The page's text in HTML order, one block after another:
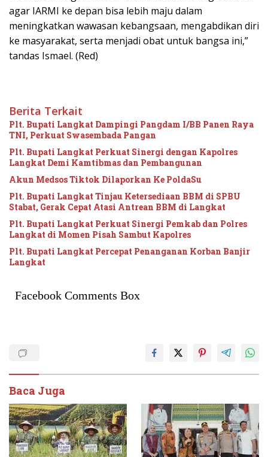
agar IARMI ke depan bisa lebih maju dalam
meningkatkan wawasan kebangsaan, mengabdikan diri
ke masyarakat, serta menjadi obat untuk bangsa ini,”
tandas Ismael. (Red)
Berita Terkait
Plt. Bupati Langkat Dampingi Pangdam I/BB Panen Raya
TNI, Perkuat Swasembada Pangan
Plt. Bupati Langkat Perkuat Sinergi dengan Kapolres
Langkat Demi Kamtibmas dan Pembangunan
Akun Medsos Tiktok Dilaporkan Ke PoldaSu
Plt. Bupati Langkat Tinjau Ketersediaan BBM di SPBU
Stabat, Gerak Cepat Atasi Antrean BBM di Langkat
Plt. Bupati Langkat Perkuat Sinergi Pemkab dan Polres
Langkat di Momen Pisah Sambut Kapolres
Plt. Bupati Langkat Percepat Penanganan Korban Banjir
Langkat
Facebook Comments Box
Baca Juga